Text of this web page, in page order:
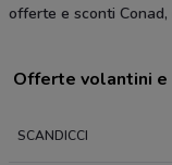
offerte e sconti
Offerte volantini
SCANDICCI